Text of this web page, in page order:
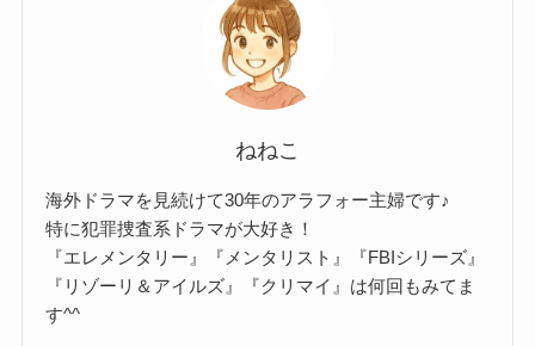
ねねこ
海外ドラマを見続けて30年のアラフォー主婦です♪
特に犯罪捜査系ドラマが大好き！
『エレメンタリー』『メンタリスト』『FBIシリーズ』
『リゾーリ＆アイルズ』『クリマイ』は何回もみてま
す^^